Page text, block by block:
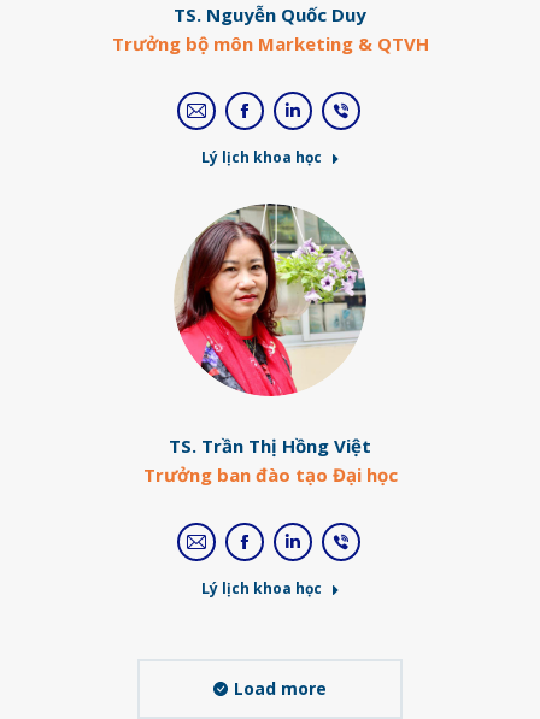
TS. Nguyễn Quốc Duy
Trưởng bộ môn Marketing & QTVH
E-
mail
Facebook
Linkedin
Viber
Lý lịch khoa học
TS. Trần Thị Hồng Việt
Trưởng ban đào tạo Đại học
E-
mail
Facebook
Linkedin
Viber
Lý lịch khoa học
Load more